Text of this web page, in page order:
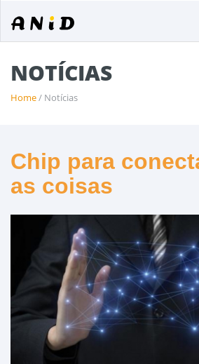
NOTÍCIAS
Home/ Notícias
Chip para
as coisas